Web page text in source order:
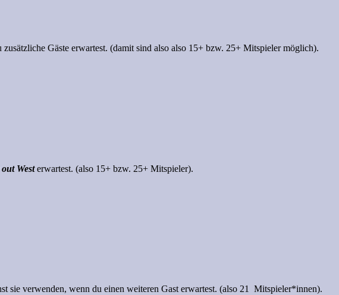
Gäste erwartest. (damit sind also also 15+ bzw. 25+ Mitspieler möglich).
out Westerwartest. (also 15+ bzw. 25+ Mitspieler).
sie verwenden, wenn du einen weiteren Gast erwartest. (also 21 Mitspieler*innen).